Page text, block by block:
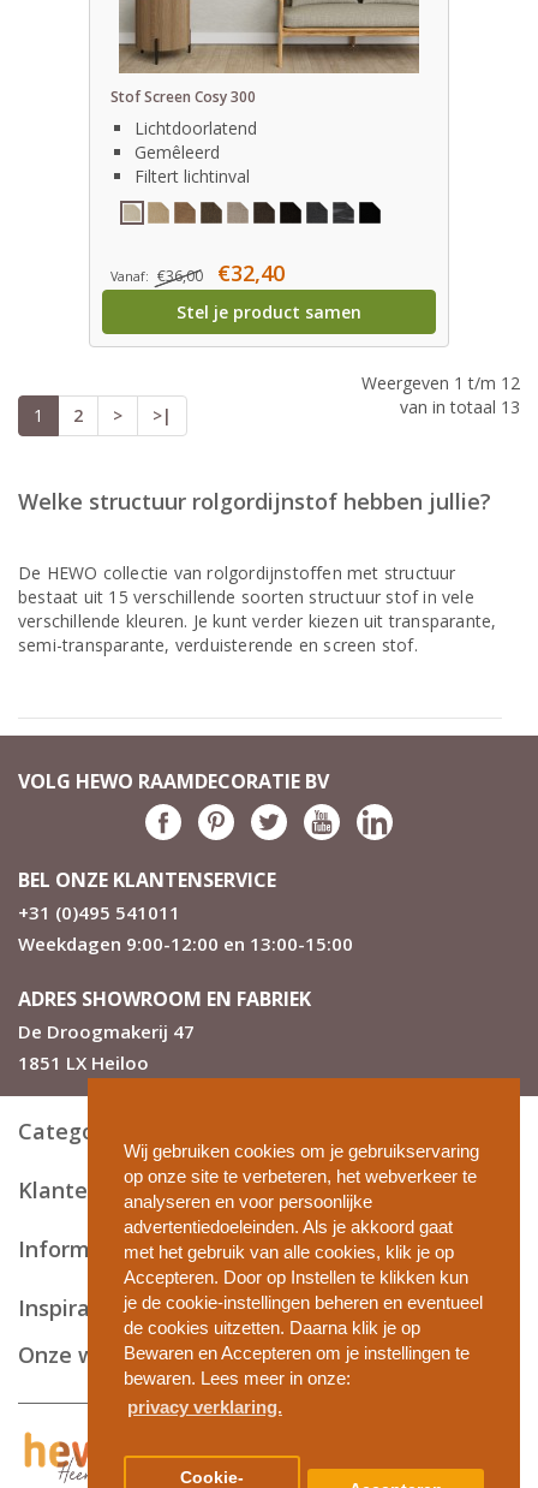
Wij gebruiken cookies om je gebruikservaring
op onze site te verbeteren, het webverkeer te
analyseren en voor persoonlijke
advertentiedoeleinden. Als je akkoord gaat
met het gebruik van alle cookies, klik je op
Accepteren. Door op Instellen te klikken kun
je de cookie-instellingen beheren en eventueel
de cookies uitzetten. Daarna klik je op
Bewaren en Accepteren om je instellingen te
bewaren. Lees meer in onze:
privacy verklaring.
Cookie-
Stof Screen Cosy 300
Lichtdoorlatend
Gemêleerd
Filtert lichtinval
Vanaf: €36,00 €32,40
Stel je product samen
1 2 > >|
Weergeven 1 t/m 12
van in totaal 13
Welke structuur rolgordijnstof hebben jullie?
De HEWO collectie van rolgordijnstoffen met structuur
bestaat uit 15 verschillende soorten structuur stof in vele
verschillende kleuren. Je kunt verder kiezen uit transparante,
semi-transparante, verduisterende en screen stof.
VOLG HEWO RAAMDECORATIE BV
BEL ONZE KLANTENSERVICE
+31 (0)495 541011
Weekdagen 9:00-12:00 en 13:00-15:00
ADRES SHOWROOM EN FABRIEK
De Droogmakerij 47
1851 LX Heiloo
Categorieën
Klantenservice
Informatie en tips
Inspiratie
Onze webshops
Privacy en cookies